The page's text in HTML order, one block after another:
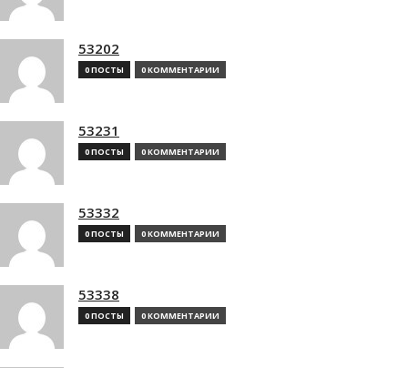
53202
0 ПОСТЫ 0 КОММЕНТАРИИ
53231
0 ПОСТЫ 0 КОММЕНТАРИИ
53332
0 ПОСТЫ 0 КОММЕНТАРИИ
53338
0 ПОСТЫ 0 КОММЕНТАРИИ